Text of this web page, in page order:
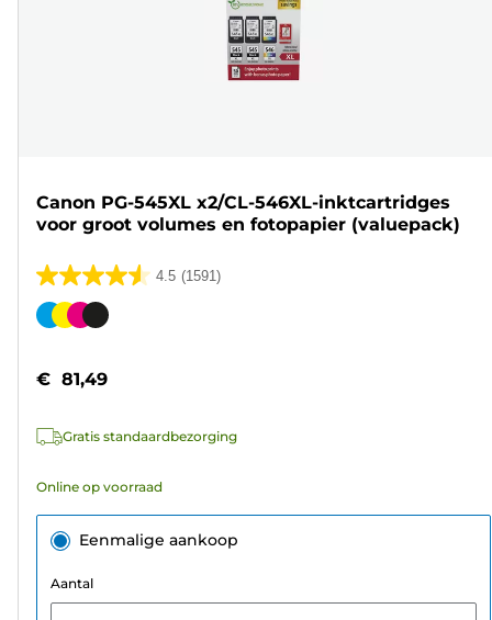
Canon PG-545XL x2/CL-546XL-inktcartridges
voor groot volumes en fotopapier (valuepack)
4.5 (1591)
4.5
van
sterren.
beoordelingen
Kleurencartridge
€ 81,49
Gratis standaardbezorging
Online op voorraad
Eenmalige aankoop
Aantal